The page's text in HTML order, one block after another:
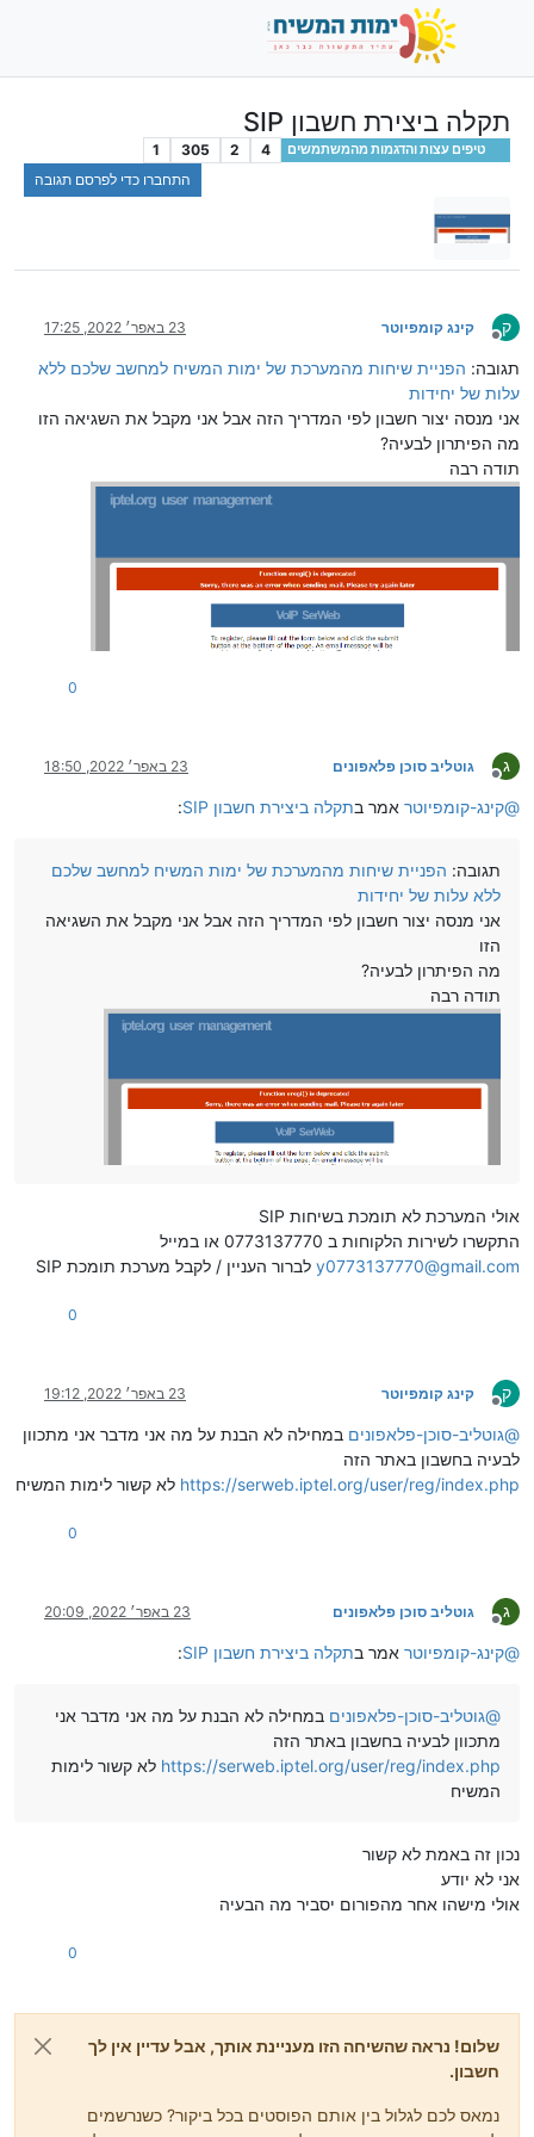
תקלה ביצירת חשבון SIP
טיפים עצות והדגמות מהמשתמשים 4
2
305
1
התחברו כדי לפרסם תגובה
ק
מנותק
קינג קומפיוטר 23 באפר׳ 2022, 17:25
תגובה: הפניית שיחות מהמערכת של ימות המשיח למחשב שלכם ללא
עלות של יחידות
אני מנסה יצור חשבון לפי המדריך הזה אבל אני מקבל את השגיאה הזו
מה הפיתרון לבעיה?
תודה רבה
0
ג
מנותק
גוטליב סוכן פלאפונים 23 באפר׳ 2022, 18:50
@קינג-קומפיוטר אמר בתקלה ביצירת חשבון SIP :
תגובה: הפניית שיחות מהמערכת של ימות המשיח למחשב שלכם
ללא עלות של יחידות
אני מנסה יצור חשבון לפי המדריך הזה אבל אני מקבל את השגיאה
הזו
מה הפיתרון לבעיה?
תודה רבה
אולי המערכת לא תומכת בשיחות SIP
התקשרו לשירות הלקוחות ב 0773137770 או במייל
y0773137770@gmail.com לברור העניין / לקבל מערכת תומכת SIP
0
ק
מנותק
קינג קומפיוטר 23 באפר׳ 2022, 19:12
@גוטליב-סוכן-פלאפונים במחילה לא הבנת על מה אני מדבר אני מתכוון
לבעיה בחשבון באתר הזה
https://serweb.iptel.org/user/reg/index.php לא קשור לימות המשיח
0
ג
מנותק
גוטליב סוכן פלאפונים 23 באפר׳ 2022, 20:09
@קינג-קומפיוטר אמר בתקלה ביצירת חשבון SIP :
@גוטליב-סוכן-פלאפונים במחילה לא הבנת על מה אני מדבר אני
מתכוון לבעיה בחשבון באתר הזה
https://serweb.iptel.org/user/reg/index.php לא קשור לימות
המשיח
נכון זה באמת לא קשור
אני לא יודע
אולי מישהו אחר מהפורום יסביר מה הבעיה
0
שלום! נראה שהשיחה הזו מעניינת אותך, אבל עדיין אין לך
חשבון.
נמאס לכם לגלול בין אותם הפוסטים בכל ביקור? כשנרשמים